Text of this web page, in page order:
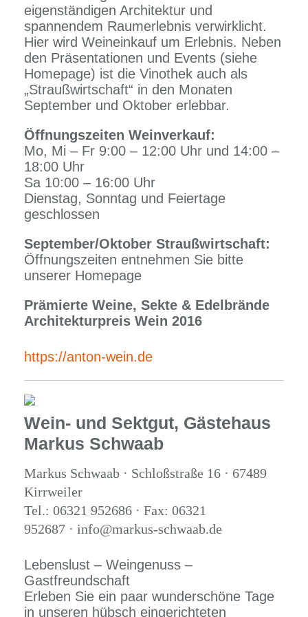
eigenständigen Architektur und
spannendem Raumerlebnis verwirklicht.
Hier wird Weineinkauf um Erlebnis. Neben
den Präsentationen und Events (siehe
Homepage) ist die Vinothek auch als
„Straußwirtschaft“ in den Monaten
September und Oktober erlebbar.
Öffnungszeiten Weinverkauf:
Mo, Mi – Fr 9:00 – 12:00 Uhr und 14:00 –
18:00 Uhr
Sa 10:00 – 16:00 Uhr
Dienstag, Sonntag und Feiertage
geschlossen
September/Oktober Straußwirtschaft:
Öffnungszeiten entnehmen Sie bitte
unserer Homepage
Prämierte Weine, Sekte & Edelbrände
Architekturpreis Wein 2016
https://anton-wein.de
Wein- und Sektgut, Gästehaus
Markus Schwaab
Markus Schwaab · Schloßstraße 16 · 67489
Kirrweiler
Tel.: 06321 952686 · Fax: 06321
952687 · info@markus-schwaab.de
Lebenslust – Weingenuss –
Gastfreundschaft
Erleben Sie ein paar wunderschöne Tage
in unseren hübsch eingerichteten